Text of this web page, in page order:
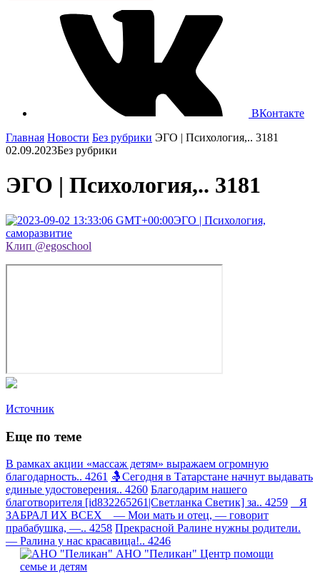
ВКонтакте
Главная Новости Без рубрики ЭГО | Психология,.. 3181
02.09.2023Без рубрики
ЭГО | Психология,.. 3181
ЭГО | Психология,
саморазвитие
Клип @egoschool
Источник
Еще по теме
В рамках акции «массаж детям» выражаем огромную
благодарность.. 4261 🤱Сегодня в Татарстане начнут выдавать
единые удостоверения.. 4260 Благодарим нашего
благотворителя [id832265261|Светланка Светик] за.. 4259
Я
ЗАБРАЛ ИХ ВСЕХ — Мои мать и отец, — говорит
прабабушка, —.. 4258 Прекрасной Ралине нужны родители.
— Ралина у нас красавица!.. 4246
АНО "Пеликан" Центр помощи
семье и детям